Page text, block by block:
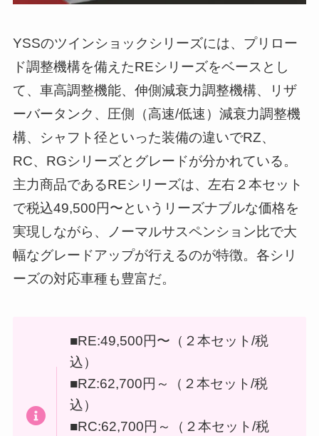
YSSのツインショックシリーズには、プリロー
ド調整機構を備えたREシリーズをベースとし
て、車高調整機能、伸側減衰力調整機構、リザ
ーバータンク、圧側（高速/低速）減衰力調整機
構、シャフト径といった装備の違いでRZ、
RC、RGシリーズとグレードが分かれている。
主力商品であるREシリーズは、左右２本セット
で税込49,500円〜というリーズナブルな価格を
実現しながら、ノーマルサスペンション比で大
幅なグレードアップが行えるのが特徴。各シリ
ーズの対応車種も豊富だ。
■RE:49,500円〜（２本セット/税
込）
■RZ:62,700円～（２本セット/税
込）
■RC:62,700円～（２本セット/税